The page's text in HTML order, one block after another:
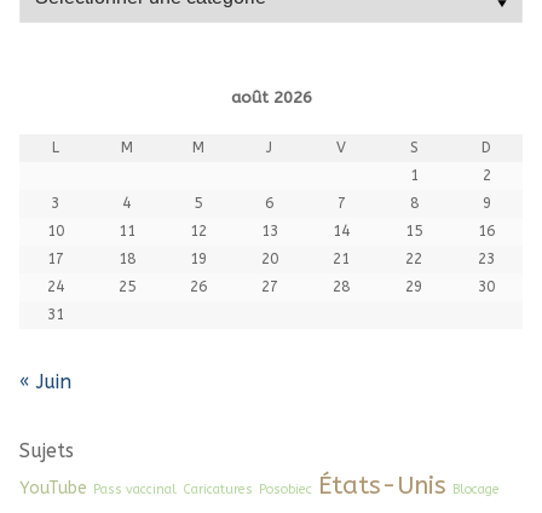
août 2026
L M M J V S
D
1
2
3
4 5 6 7 8
9
10
11 12 13 14 15
16
17
18 19 20 21 22
23
24
25 26 27 28 29
30
31
« Juin
Sujets
YouTube Pass vaccinal Caricatures Posobiec États-Unis Blocage